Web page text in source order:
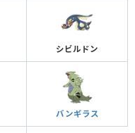
シビルドン
バンギラス